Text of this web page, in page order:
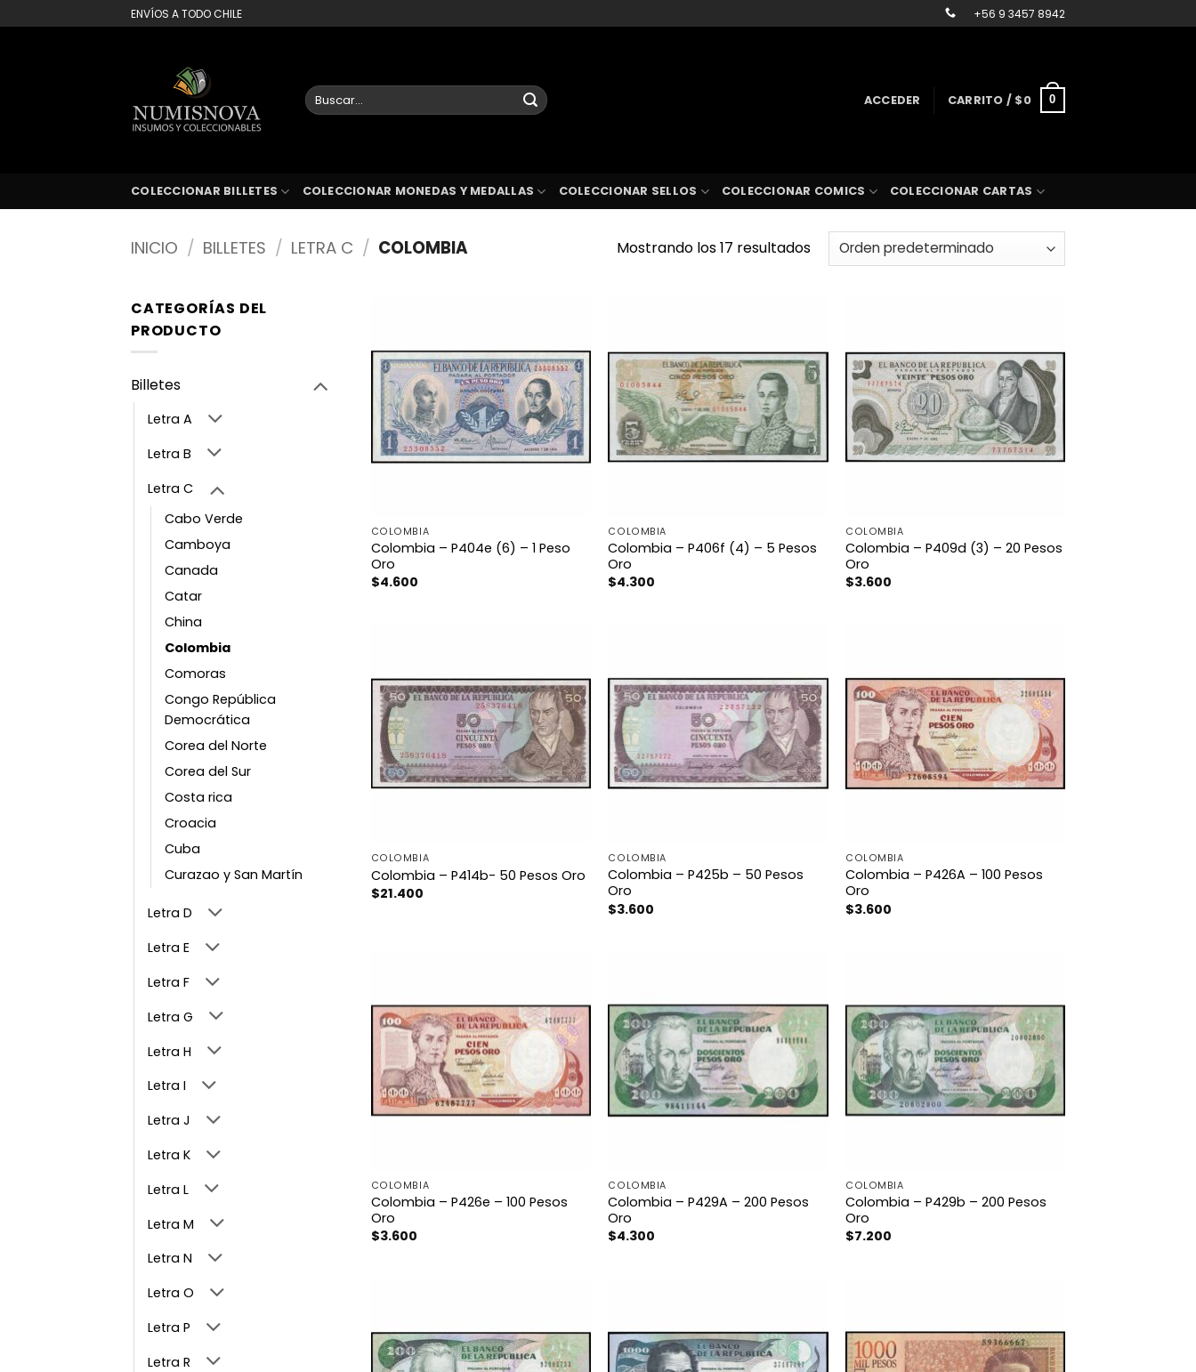
al
ENVÍOS A TODO CHILE +56 9 3457 8942
Buscar
por:
ACCEDER CARRITO / $0 0
COLECCIONAR BILLETES COLECCIONAR MONEDAS Y MEDALLAS COLECCIONAR SELLOS COLECCIONAR COMICS COLECCIONAR CARTAS
INICIO / BILLETES / LETRA C / COLOMBIA Mostrando los 17 resultados
CATEGORÍAS DEL
PRODUCTO
Billetes
Letra A
Letra B
Letra C
Cabo Verde
Camboya
Canada
Catar
China
Colombia
Comoras
Congo República
Democrática
Corea del Norte
Corea del Sur
Costa rica
Croacia
Cuba
Curazao y San Martín
Letra D
Letra E
Letra F
Letra G
Letra H
Letra I
Letra J
Letra K
Letra L
Letra M
Letra N
Letra O
Letra P
Letra R
COLOMBIA
Colombia – P404e (6) – 1 Peso
Oro
$4.600
COLOMBIA
Colombia – P406f (4) – 5 Pesos
Oro
$4.300
COLOMBIA
Colombia – P409d (3) – 20 Pesos
Oro
$3.600
COLOMBIA
Colombia – P414b- 50 Pesos Oro
$21.400
COLOMBIA
Colombia – P425b – 50 Pesos
Oro
$3.600
COLOMBIA
Colombia – P426A – 100 Pesos
Oro
$3.600
COLOMBIA
Colombia – P426e – 100 Pesos
Oro
$3.600
COLOMBIA
Colombia – P429A – 200 Pesos
Oro
$4.300
COLOMBIA
Colombia – P429b – 200 Pesos
Oro
$7.200